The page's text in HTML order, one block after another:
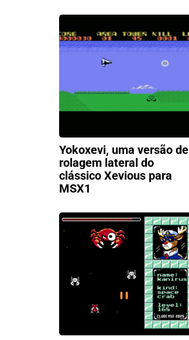
Yokoxevi, uma versão de
rolagem lateral do
clássico Xevious para
MSX1